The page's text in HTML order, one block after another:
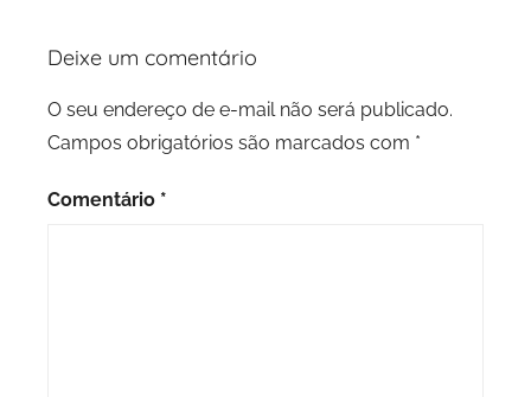
Deixe um comentário
O seu endereço de e-mail não será publicado.
Campos obrigatórios são marcados com *
Comentário *